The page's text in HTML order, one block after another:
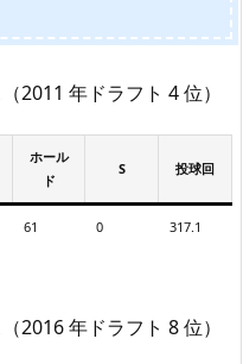
2011 年ドラフト 4 位）
ホール
ド
S 投球回
61 0 317.1
2016 年ドラフト 8 位）